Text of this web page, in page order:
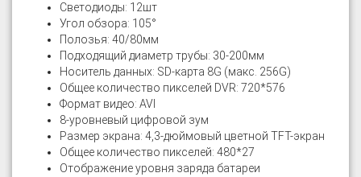
Светодиоды: 12шт
Угол обзора: 105°
Полозья: 40/80мм
Подходящий диаметр трубы: 30-200мм
Носитель данных: SD-карта 8G (макс. 256G)
Общее количество пикселей DVR: 720*576
Формат видео: AVI
8-уровневый цифровой зум
Размер экрана: 4,3-дюймовый цветной TFT-экран
Общее количество пикселей: 480*27
Отображение уровня заряда батареи